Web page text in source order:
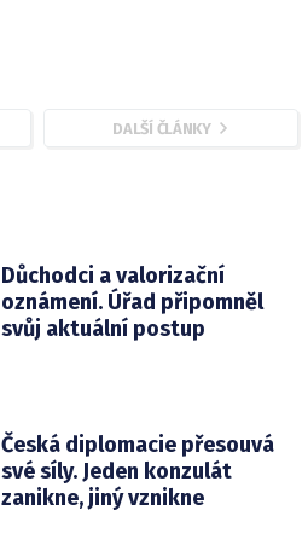
DALŠÍ ČLÁNKY
Důchodci a valorizační
oznámení. Úřad připomněl
svůj aktuální postup
Česká diplomacie přesouvá
své síly. Jeden konzulát
zanikne, jiný vznikne